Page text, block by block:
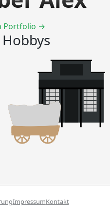
Portfolio →
Hobbys
ImpressumKontakt